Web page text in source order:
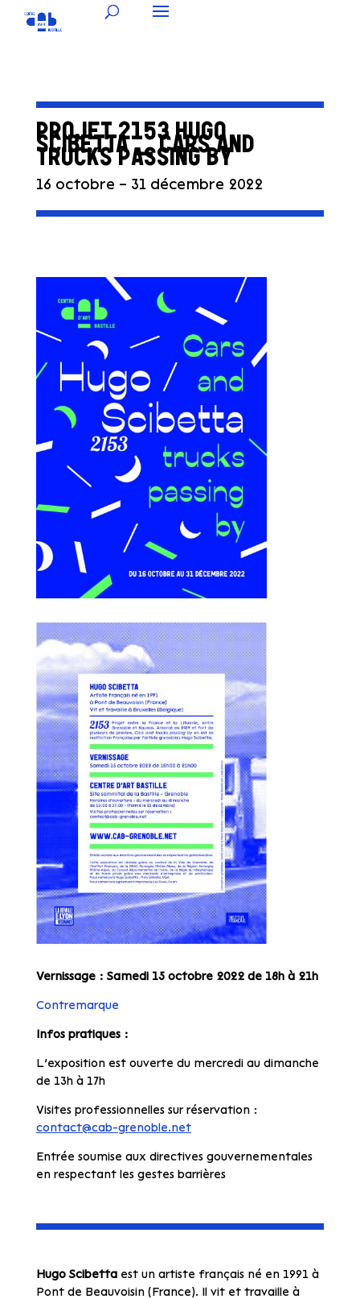
PROJET 2153 HUGO
SCIBETTA _ CARS AND
TRUCKS PASSING BY
16 octobre – 31 décembre 2022
Vernissage : Samedi 15 octobre 2022 de 18h à 21h
Contremarque
Infos pratiques :
L’exposition est ouverte du mercredi au dimanche
de 13h à 17h
Visites professionnelles sur réservation :
contact@cab-grenoble.net
Entrée soumise aux directives gouvernementales
en respectant les gestes barrières
Hugo Scibettaest un artiste français né en 1991 à
Pont de Beauvoisin (France). Il vit et travaille à